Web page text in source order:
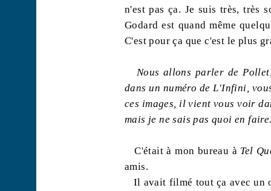
n'est pas ça. Je suis très, très
Godard est quand même
C'est pour ça que c'est le plus
Nous allons parler de
dans un numéro de L'Infini,
ces images, il vient vous voir
mais je ne sais pas quoi en
C'était à mon bureau à Tel
amis.
Il avait filmé tout ça avec un